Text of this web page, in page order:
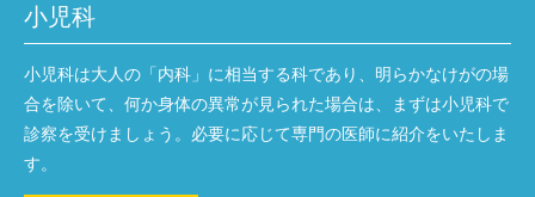
小児科
小児科は大人の「内科」に相当する科であり、明らかなけがの場
合を除いて、何か身体の異常が見られた場合は、まずは小児科で
診察を受けましょう。必要に応じて専門の医師に紹介をいたしま
す。